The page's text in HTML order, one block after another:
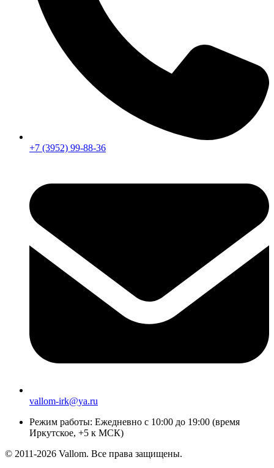
+7 (3952) 99-88-36
vallom-irk@ya.ru
Режим работы: Ежедневно с 10:00 до 19:00 (время
Иркутское, +5 к МСК)
© 2011-2026 Vallom. Все права защищены.